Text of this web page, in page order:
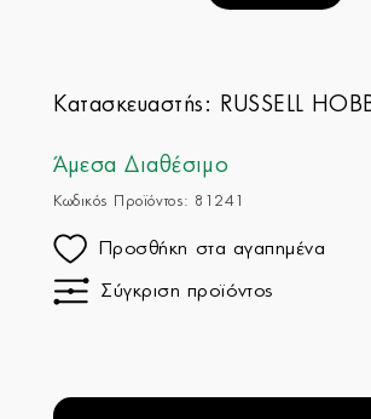
Κατασκευαστής: RUSSELL
Άμεσα Διαθέσιμο
Κωδικός Προϊόντος: 81241
Προσθήκη στα αγαπημένα
Σύγκριση προϊόντος